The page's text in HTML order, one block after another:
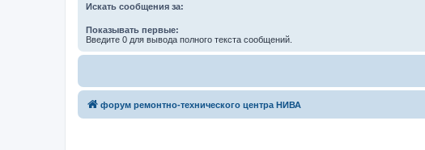
Искать сообщения за:
Показывать первые:
Введите 0 для вывода полного текста сообщений.
форум ремонтно-технического центра НИВА